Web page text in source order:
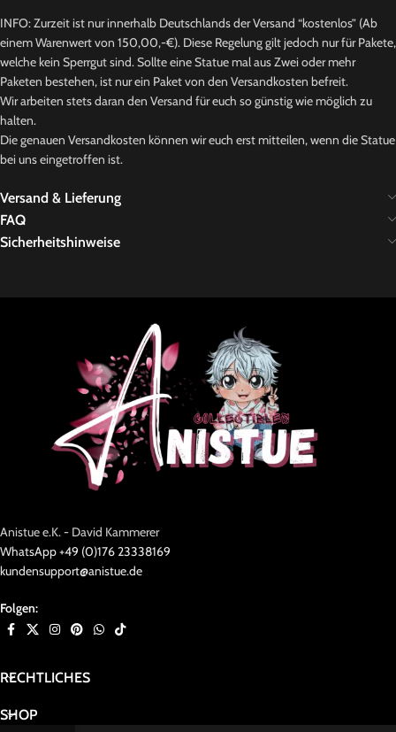
INFO: Zurzeit ist nur innerhalb Deutschlands der Versand “kostenlos” (Ab
einem Warenwert von 150,00,-€). Diese Regelung gilt jedoch nur für Pakete,
welche kein Sperrgut sind. Sollte eine Statue mal aus Zwei oder mehr
Paketen bestehen, ist nur ein Paket von den Versandkosten befreit.
Wir arbeiten stets daran den Versand für euch so günstig wie möglich zu
halten.
Die genauen Versandkosten können wir euch erst mitteilen, wenn die Statue
bei uns eingetroffen ist.
Versand & Lieferung
FAQ
Sicherheitshinweise
Anistue e.K. - David Kammerer
WhatsApp +49 (0)176 23338169
kundensupport@anistue.de
Folgen:
RECHTLICHES
SHOP